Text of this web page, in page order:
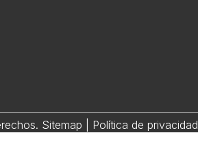
Sitemap Política de privacidad